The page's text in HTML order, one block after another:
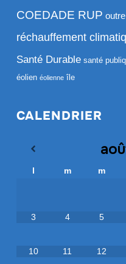
COEDADE RUP
réchauffement
Santé Durable santé
éolien éolienne île
CALENDRIER
l m m
3 4 5
10 11 12